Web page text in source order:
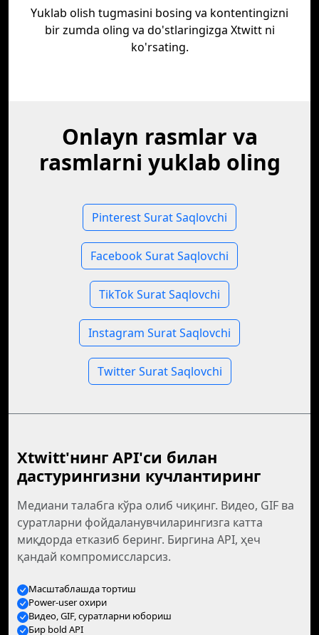
Yuklab olish tugmasini bosing va kontentingizni
bir zumda oling va do'stlaringizga Xtwitt ni
ko'rsating.
Onlayn rasmlar va
rasmlarni yuklab oling
Pinterest Surat Saqlovchi
Facebook Surat Saqlovchi
TikTok Surat Saqlovchi
Instagram Surat Saqlovchi
Twitter Surat Saqlovchi
Xtwitt'нинг API'си билан
дастурингизни кучлантиринг
Медиани талабга кўра олиб чиқинг. Видео, GIF ва
суратларни фойдаланувчиларингизга катта
миқдорда етказиб беринг. Биргина API, ҳеч
қандай компромиссларсиз.
Масштаблашда тортиш
Power-user охири
Видео, GIF, суратларни юбориш
Бир bold API